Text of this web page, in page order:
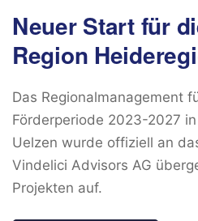
Neuer Start für
Region
Das Regionalmanagement
Förderperiode 2023-2027
Uelzen wurde offiziell an
Vindelici Advisors AG
Projekten auf.